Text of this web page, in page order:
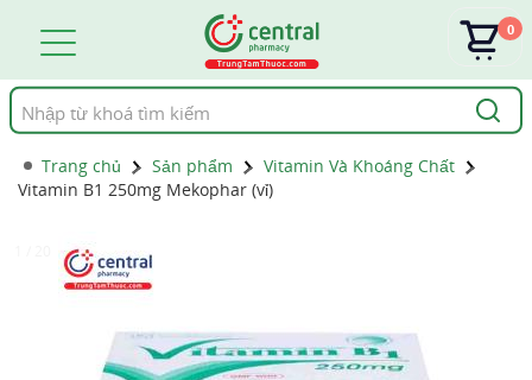
Tìm
kiếm
0
Trang chủ Sản phẩm
Vitamin Và Khoáng Chất
Vitamin B1 250mg Mekophar (vỉ)